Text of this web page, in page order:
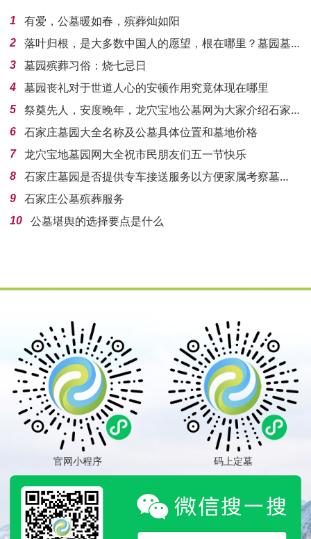
1 有爱，公墓暖如春，殡葬灿如阳
2
落叶归根，是大多数中国人的愿望，根在哪里？墓园墓
地让很多人做出了妥协
3 墓园殡葬习俗：烧七忌日
4 墓园丧礼对于世道人心的安顿作用究竟体现在哪里
5
祭奠先人，安度晚年，龙穴宝地公墓网为大家介绍石家
庄公墓大全
6 石家庄墓园大全名称及公墓具体位置和墓地价格
7 龙穴宝地墓园网大全祝市民朋友们五一节快乐
8
石家庄墓园是否提供专车接送服务以方便家属考察墓
地？
9 ​石家庄公墓殡葬服务
10 公墓堪舆的选择要点是什么
官网小程序 码上定墓